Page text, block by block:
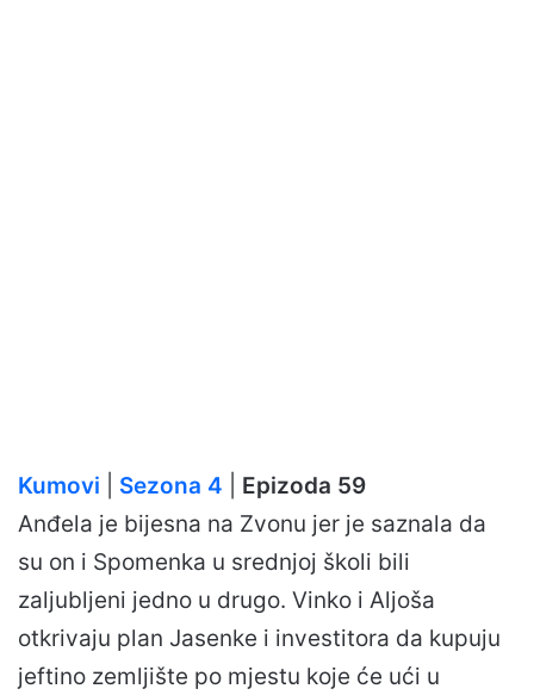
Kumovi Sezona 4
Epizoda 59
Anđela je bijesna na Zvonu jer je saznala da
su on i Spomenka u srednjoj školi bili
zaljubljeni jedno u drugo. Vinko i Aljoša
otkrivaju plan Jasenke i investitora da kupuju
jeftino zemljište po mjestu koje će ući u